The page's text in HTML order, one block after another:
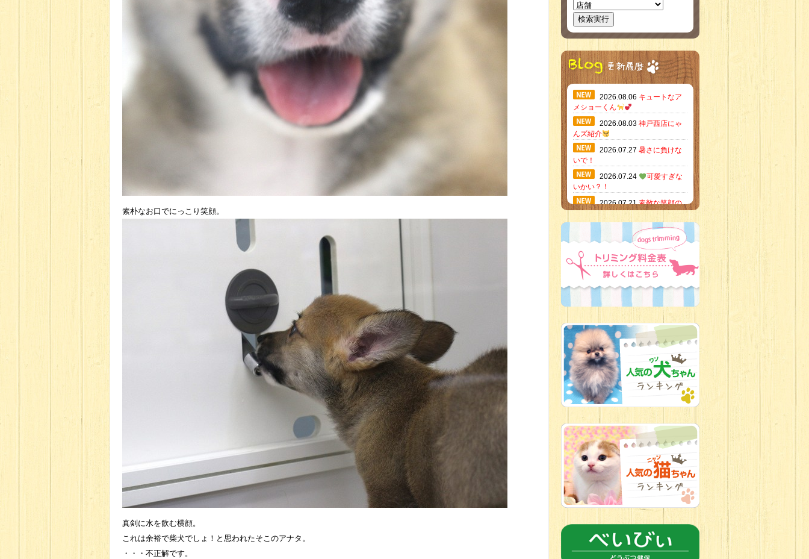
素朴なお口でにっこり笑顔。
真剣に水を飲む横顔。
これは余裕で柴犬でしょ！と思われたそこのアナタ。
・・・不正解です。
2026.08.06 キュートなア
メショーくん
2026.08.03 神戸西店にゃ
んズ紹介
2026.07.27 暑さに負けな
いで！
2026.07.24
可愛すぎな
いかい？！
2026.07.21素敵な笑顔の
当店のイチオ
シにゃんこ
2026.07.15
ミニチュア
ピンシャーのご紹介
2026.07.09加古川店：可
2026.07.06 新入生紹介
2026.07.03
ちびっこワン
コ
2026.07.01ダラダラな猫
スタッフ
新入生
2026.06.24
人懐っこすぎ
なわんちゃんず
2026.06.21
転入生のご紹
介(*ﾉωﾉ)